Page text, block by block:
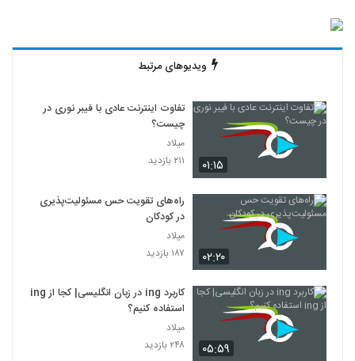
ویدیوهای مرتبط
۰۱:۱۵
تفاوت اینترنت عادی با فیبر نوری در
چیست؟
میلاد
۲۱۱ بازدید
۰۲:۲۰
راه‌های تقویت حس مسئولیت‌پذیری
در کودکان
میلاد
۱۸۷ بازدید
۰۵:۵۹
کاربرد ing در زبان انگلیسی| کجا از ing
استفاده کنیم؟
میلاد
۲۴۸ بازدید